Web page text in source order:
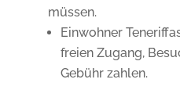
müssen.
Einwohner
freien Zugang,
Gebühr zahlen.